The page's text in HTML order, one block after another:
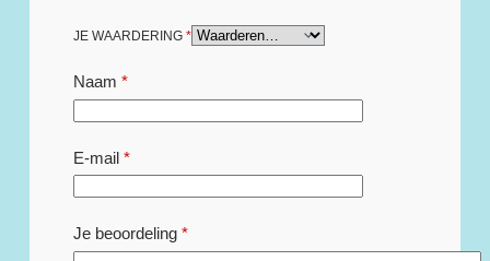
JE WAARDERING *
Naam *
E-mail*
Je beoordeling *